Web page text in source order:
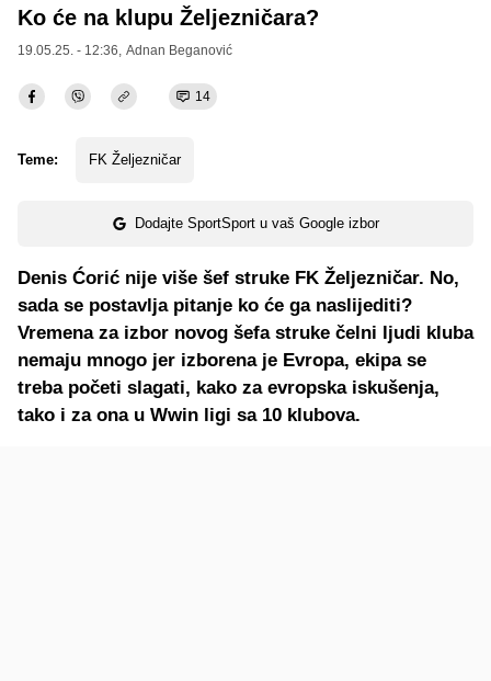
Ko će na klupu Željezničara?
19.05.25. - 12:36, Adnan Beganović
14
Teme: FK Željezničar
Dodajte SportSport u vaš Google izbor
Denis Ćorić nije više šef struke FK Željezničar. No,
sada se postavlja pitanje ko će ga naslijediti?
Vremena za izbor novog šefa struke čelni ljudi kluba
nemaju mnogo jer izborena je Evropa, ekipa se
treba početi slagati, kako za evropska iskušenja,
tako i za ona u Wwin ligi sa 10 klubova.